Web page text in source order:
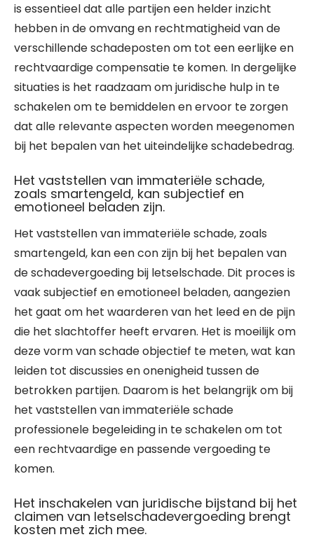
is essentieel dat alle partijen een helder inzicht
hebben in de omvang en rechtmatigheid van de
verschillende schadeposten om tot een eerlijke en
rechtvaardige compensatie te komen. In dergelijke
situaties is het raadzaam om juridische hulp in te
schakelen om te bemiddelen en ervoor te zorgen
dat alle relevante aspecten worden meegenomen
bij het bepalen van het uiteindelijke schadebedrag.
Het vaststellen van immateriële schade,
zoals smartengeld, kan subjectief en
emotioneel beladen zijn.
Het vaststellen van immateriële schade, zoals
smartengeld, kan een con zijn bij het bepalen van
de schadevergoeding bij letselschade. Dit proces is
vaak subjectief en emotioneel beladen, aangezien
het gaat om het waarderen van het leed en de pijn
die het slachtoffer heeft ervaren. Het is moeilijk om
deze vorm van schade objectief te meten, wat kan
leiden tot discussies en onenigheid tussen de
betrokken partijen. Daarom is het belangrijk om bij
het vaststellen van immateriële schade
professionele begeleiding in te schakelen om tot
een rechtvaardige en passende vergoeding te
komen.
Het inschakelen van juridische bijstand bij het
claimen van letselschadevergoeding brengt
kosten met zich mee.